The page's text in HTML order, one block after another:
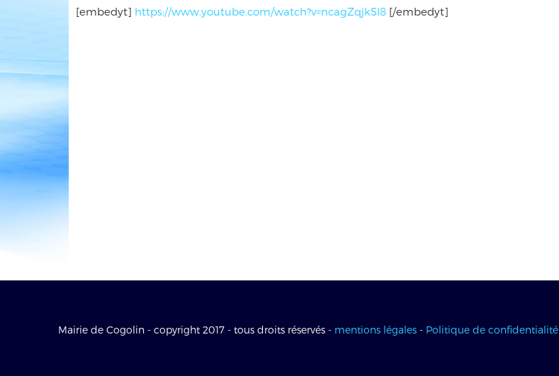
[embedyt] https://www.youtube.com/watch?v=ncagZqjkSI8 [/embedyt]
Mairie de Cogolin - copyright 2017 - tous droits réservés - mentions légales - Politique de confidentialité